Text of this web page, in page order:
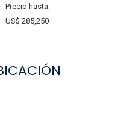
Precio hasta:
US$ 285,250